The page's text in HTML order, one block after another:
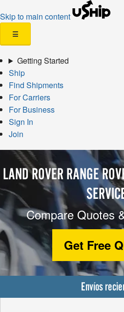
Skip to main content
☰
Getting Started
Ship
Find Shipments
For Carriers
For Business
Sign In
Join
LAND ROVER RANGE
Compare Quotes
Get Free
Envíos